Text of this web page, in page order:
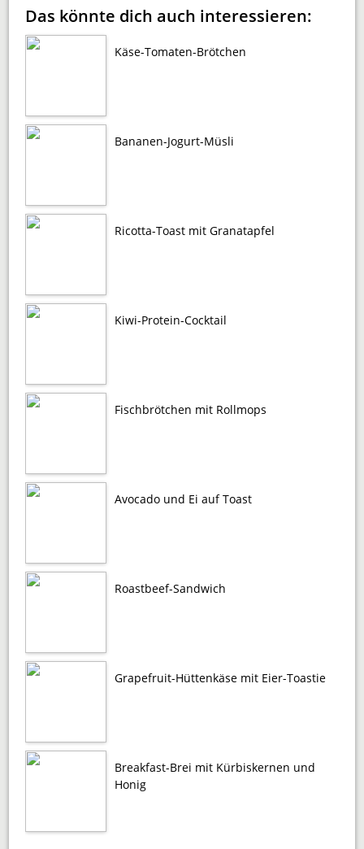
Das könnte dich auch interessieren:
Käse-Tomaten-Brötchen
Bananen-Jogurt-Müsli
Ricotta-Toast mit Granatapfel
Kiwi-Protein-Cocktail
Fischbrötchen mit Rollmops
Avocado und Ei auf Toast
Roastbeef-Sandwich
Grapefruit-Hüttenkäse mit Eier-Toastie
Breakfast-Brei mit Kürbiskernen und
Honig